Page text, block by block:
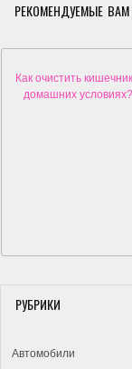
РЕКОМЕНДУЕМЫЕ ВАМ
Как очистить
домашних условиях?
РУБРИКИ
Автомобили